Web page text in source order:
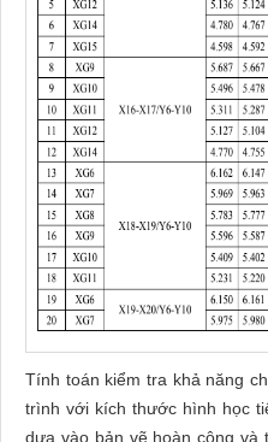
Tính toán kiểm tra khả năng
trình với kích thước hình học
dựa vào bản vẽ hoàn công